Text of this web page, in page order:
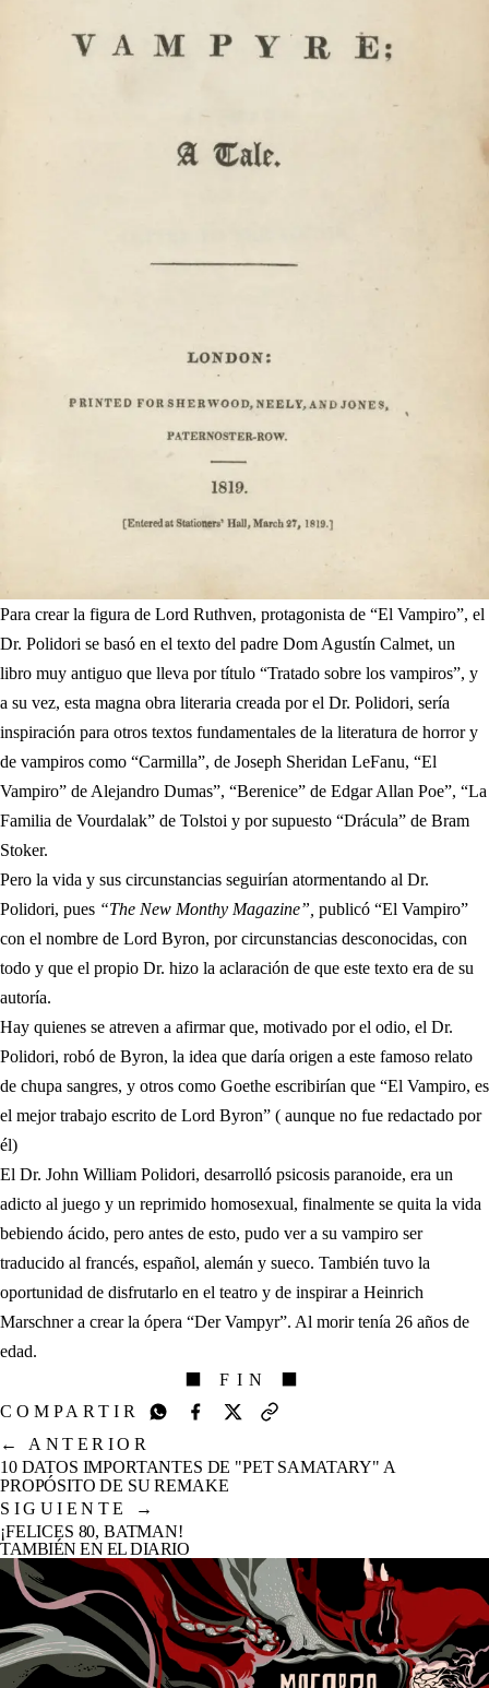
Para crear la figura de Lord Ruthven, protagonista de “El Vampiro”, el
Dr. Polidori se basó en el texto del padre Dom Agustín Calmet, un
libro muy antiguo que lleva por título “Tratado sobre los vampiros”, y
a su vez, esta magna obra literaria creada por el Dr. Polidori, sería
inspiración para otros textos fundamentales de la literatura de horror y
de vampiros como “Carmilla”, de Joseph Sheridan LeFanu, “El
Vampiro” de Alejandro Dumas”, “Berenice” de Edgar Allan Poe”, “La
Familia de Vourdalak” de Tolstoi y por supuesto “Drácula” de Bram
Stoker.
Pero la vida y sus circunstancias seguirían atormentando al Dr.
Polidori, pues “The New Monthy Magazine”, publicó “El Vampiro”
con el nombre de Lord Byron, por circunstancias desconocidas, con
todo y que el propio Dr. hizo la aclaración de que este texto era de su
autoría.
Hay quienes se atreven a afirmar que, motivado por el odio, el Dr.
Polidori, robó de Byron, la idea que daría origen a este famoso relato
de chupa sangres, y otros como Goethe escribirían que “El Vampiro, es
el mejor trabajo escrito de Lord Byron” ( aunque no fue redactado por
él)
El Dr. John William Polidori, desarrolló psicosis paranoide, era un
adicto al juego y un reprimido homosexual, finalmente se quita la vida
bebiendo ácido, pero antes de esto, pudo ver a su vampiro ser
traducido al francés, español, alemán y sueco. También tuvo la
oportunidad de disfrutarlo en el teatro y de inspirar a Heinrich
Marschner a crear la ópera “Der Vampyr”. Al morir tenía 26 años de
edad.
⬛ FIN ⬛
COMPARTIR
← ANTERIOR
10 DATOS IMPORTANTES DE "PET SAMATARY" A
PROPÓSITO DE SU REMAKE
SIGUIENTE
→
¡FELICES 80, BATMAN!
TAMBIÉN EN EL DIARIO